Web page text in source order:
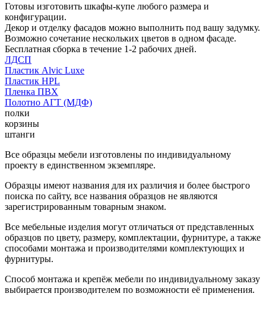
Готовы изготовить шкафы-купе любого размера и
конфигурации.
Декор и отделку фасадов можно выполнить под вашу задумку.
Возможно сочетание нескольких цветов в одном фасаде.
Бесплатная сборка в течение 1-2 рабочих дней.
ЛДСП
Пластик Alvic Luxe
Пластик HPL
Пленка ПВХ
Полотно АГТ (МДФ)
полки
корзины
штанги
Все образцы мебели изготовлены по индивидуальному
проекту в единственном экземпляре.
Образцы имеют названия для их различия и более быстрого
поиска по сайту, все названия образцов не являются
зарегистрированным товарным знаком.
Все мебельные изделия могут отличаться от представленных
образцов по цвету, размеру, комплектации, фурнитуре, а также
способами монтажа и производителями комплектующих и
фурнитуры.
Способ монтажа и крепёж мебели по индивидуальному заказу
выбирается производителем по возможности её применения.